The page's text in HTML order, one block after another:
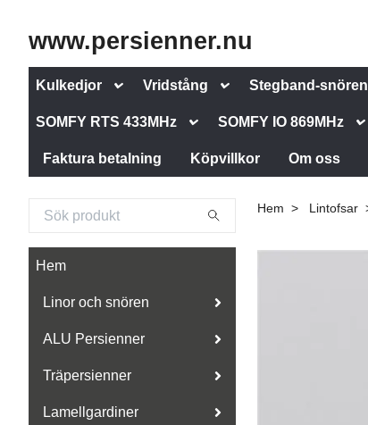
www.persienner.nu
Kulkedjor Vridstång Stegband-snören
SOMFY RTS 433MHz SOMFY IO 869MHz
Faktura betalning Köpvillkor Om oss
Hem
Linor och snören
ALU Persienner
Träpersienner
Lamellgardiner
Hem Lintofsar